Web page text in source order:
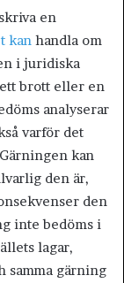
en
kan handla om
i juridiska
brott eller en
analyserar
varför det
kan
den är,
den
inte bedöms i
lagar,
samma gärning